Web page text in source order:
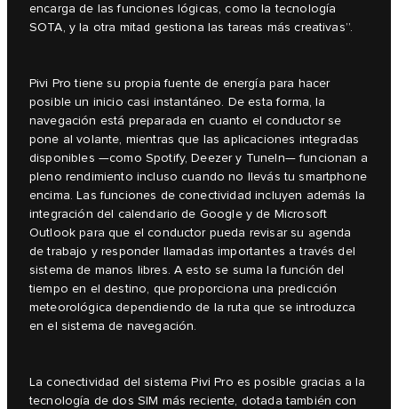
encarga de las funciones lógicas, como la tecnología
SOTA, y la otra mitad gestiona las tareas más creativas”.
Pivi Pro tiene su propia fuente de energía para hacer
posible un inicio casi instantáneo. De esta forma, la
navegación está preparada en cuanto el conductor se
pone al volante, mientras que las aplicaciones integradas
disponibles —como Spotify, Deezer y TuneIn— funcionan a
pleno rendimiento incluso cuando no llevás tu smartphone
encima. Las funciones de conectividad incluyen además la
integración del calendario de Google y de Microsoft
Outlook para que el conductor pueda revisar su agenda
de trabajo y responder llamadas importantes a través del
sistema de manos libres. A esto se suma la función del
tiempo en el destino, que proporciona una predicción
meteorológica dependiendo de la ruta que se introduzca
en el sistema de navegación.
La conectividad del sistema Pivi Pro es posible gracias a la
tecnología de dos SIM más reciente, dotada también con